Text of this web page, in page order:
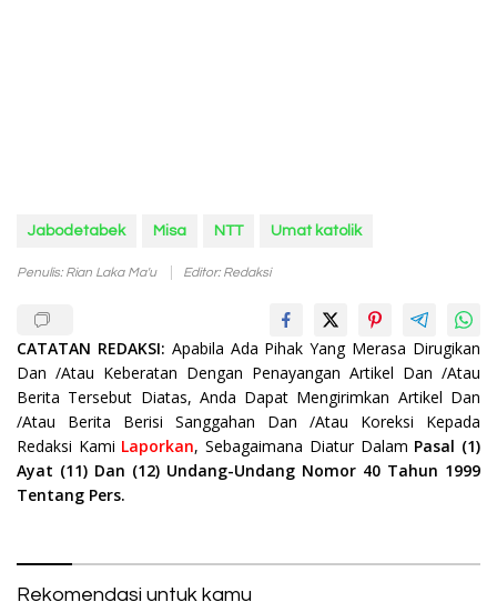
Jabodetabek Misa NTT Umat katolik
Penulis: Rian Laka Ma'u Editor: Redaksi
CATATAN REDAKSI: Apabila Ada Pihak Yang Merasa Dirugikan
Dan /Atau Keberatan Dengan Penayangan Artikel Dan /Atau
Berita Tersebut Diatas, Anda Dapat Mengirimkan Artikel Dan
/Atau Berita Berisi Sanggahan Dan /Atau Koreksi Kepada
Redaksi Kami Laporkan, Sebagaimana Diatur Dalam Pasal (1)
Ayat (11) Dan (12) Undang-Undang Nomor 40 Tahun 1999
Tentang Pers.
Rekomendasi untuk kamu